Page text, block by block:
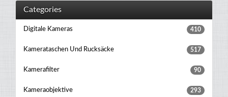
Categories
Digitale Kameras 410
Kamerataschen Und Rucksäcke 517
Kamerafilter 90
Kameraobjektive 293